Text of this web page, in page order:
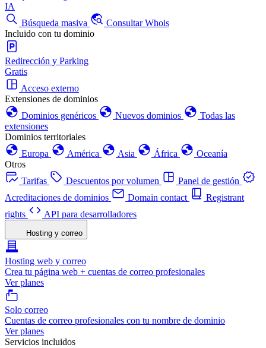
IA
Búsqueda masiva
Consultar Whois
Incluido con tu dominio
Redirección y Parking
Gratis
Acceso externo
Extensiones de dominios
Dominios genéricos
Nuevos dominios
Todas las
extensiones
Dominios territoriales
Europa
América Asia África
Oceanía
Otros
Tarifas
Descuentos por volumen
Panel de gestión
Acreditaciones de dominios
Domain contact
Registrant
rights
API para desarrolladores
Hosting y correo
Hosting web y correo
Crea tu página web + cuentas de correo profesionales
Ver planes
Solo correo
Cuentas de correo profesionales con tu nombre de dominio
Ver planes
Servicios incluidos